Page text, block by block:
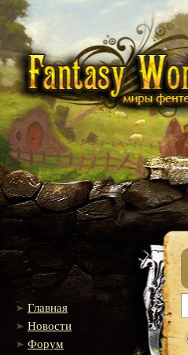
Главная
Новости
Форум